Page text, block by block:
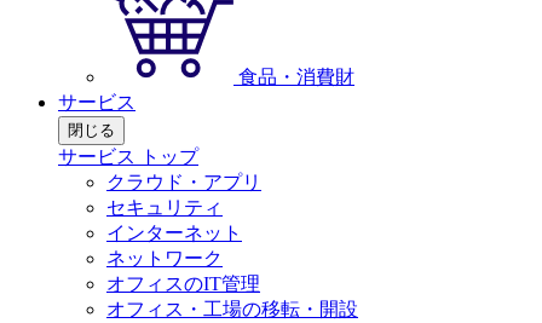
食品・消費財
サービス
閉じる
サービス トップ
クラウド・アプリ
セキュリティ
インターネット
ネットワーク
オフィスのIT管理
オフィス・工場の移転・開設